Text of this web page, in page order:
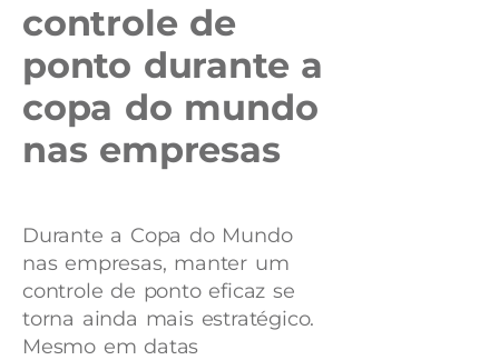
controle de
ponto durante a
copa do mundo
nas empresas
Durante a Copa do Mundo
nas empresas, manter um
controle de ponto eficaz se
torna ainda mais estratégico.
Mesmo em datas